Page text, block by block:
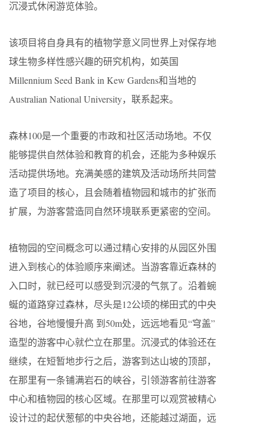
沉浸式休闲游览体验。
该项目将自身具有的植物学意义同世界上对保存地
球生物多样性感兴趣的研究机构，如英国
Millennium Seed Bank in Kew Gardens和当地的
Australian National University，联系起来。
森林100是一个重要的市政和社区活动场地。不仅
能够提供自然体验和教育的机会，还能为多种娱乐
活动提供场地。充满美感的建筑及活动场所共同营
造了项目的核心，且会随着植物园和城市的扩张而
扩展，为游客营造同自然环境联系更紧密的空间。
植物园的空间概念可以通过精心安排的从园区外围
进入到核心的体验顺序来阐述。当游客靠近森林的
入口时，就已经可以感受到沉浸的气氛了。沿着蜿
蜒的道路穿过森林，尽头是12公顷的梯田式的中央
谷地，谷地慢慢升高 到50m处，远远地看见“穹盖”
造型的游客中心就伫立在那里。沉浸式的体验还在
继续，在短暂地步行之后，游客到达山坡的顶部，
在那里有一条铺满岩石的峡谷，引领游客前往游客
中心和植物园的核心区域。在那里可以观赏被精心
设计过的起伏葱郁的中央谷地，还能越过湖面，远